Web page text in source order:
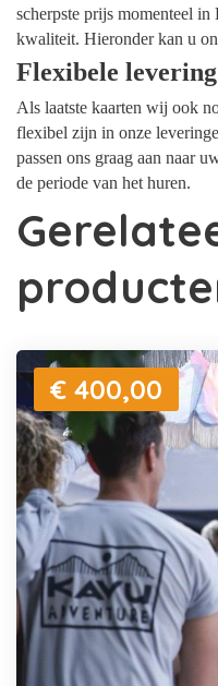
scherpste prijs momenteel
kwaliteit. Hieronder kan u
Flexibele
Als laatste kaarten wij ook
flexibel zijn in onze
passen ons graag aan naar
de periode van het huren.
€ 400,00